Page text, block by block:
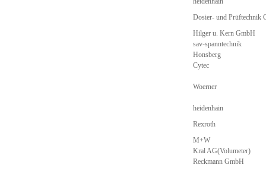
Dosier- und Prüftechnik
Hilger u. Kern GmbH
sav-spanntechnik
Honsberg
Cytec
Woerner
heidenhain
Rexroth
M+W
Kral AG(Volumeter)
Reckmann GmbH